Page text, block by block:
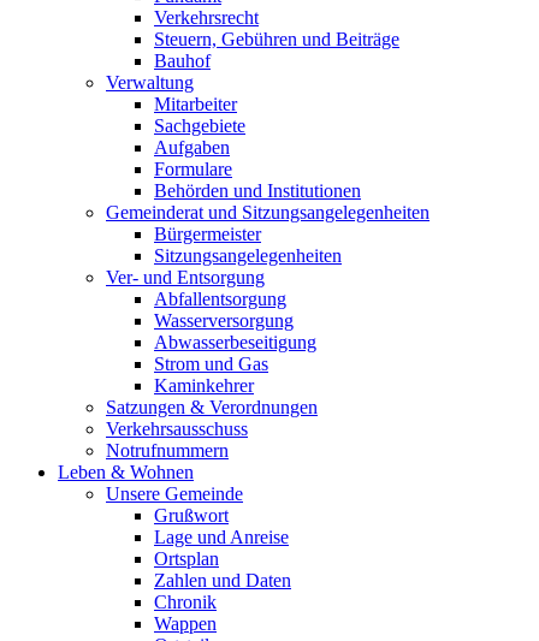
Verkehrsrecht
Steuern, Gebühren und Beiträge
Bauhof
Verwaltung
Mitarbeiter
Sachgebiete
Aufgaben
Formulare
Behörden und Institutionen
Gemeinderat und Sitzungsangelegenheiten
Bürgermeister
Sitzungsangelegenheiten
Ver- und Entsorgung
Abfallentsorgung
Wasserversorgung
Abwasserbeseitigung
Strom und Gas
Kaminkehrer
Satzungen & Verordnungen
Verkehrsausschuss
Notrufnummern
Leben & Wohnen
Unsere Gemeinde
Grußwort
Lage und Anreise
Ortsplan
Zahlen und Daten
Chronik
Wappen